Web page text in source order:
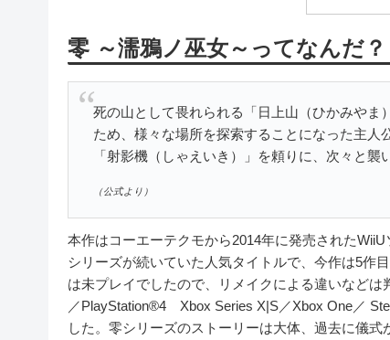
零 ～濡鴉ノ巫女～ってなんだ？
死の山として畏れられる「日上山（ひかみや
ため、様々な場所を探索することになった主人
「射影機（しゃえいき）」を頼りに、次々と襲
（公式より）
本作はコーエーテクモから2014年に発売された
シリーズが続いていた人気タイトルで、今作は5作
は未プレイでしたので、リメイクによる違いなど
／PlayStation®4 Xbox Series X|S／Xbox One／
した。零シリーズのストーリーは大体、過去に儀